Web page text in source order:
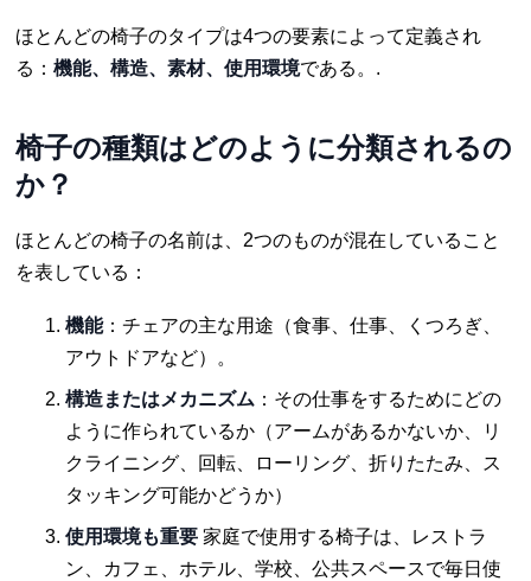
ほとんどの椅子のタイプは4つの要素によって定義され
る：機能、構造、素材、使用環境である。.
椅子の種類はどのように分類されるの
か？
ほとんどの椅子の名前は、2つのものが混在していること
を表している：
機能：チェアの主な用途（食事、仕事、くつろぎ、
アウトドアなど）。
構造またはメカニズム ：その仕事をするためにどの
ように作られているか（アームがあるかないか、リ
クライニング、回転、ローリング、折りたたみ、ス
タッキング可能かどうか）
使用環境も重要 家庭で使用する椅子は、レストラ
ン、カフェ、ホテル、学校、公共スペースで毎日使